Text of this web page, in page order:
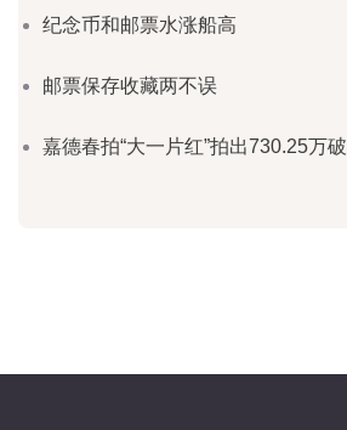
纪念币和邮票水涨船高
邮票保存收藏两不误
嘉德春拍“大一片红”拍出730.25万破